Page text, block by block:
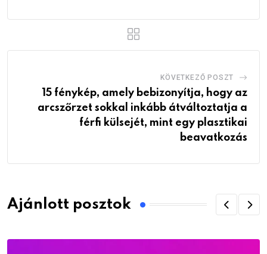
KÖVETKEZŐ POSZT
15 fénykép, amely bebizonyítja, hogy az
arcszőrzet sokkal inkább átváltoztatja a
férfi külsejét, mint egy plasztikai
beavatkozás
Ajánlott posztok